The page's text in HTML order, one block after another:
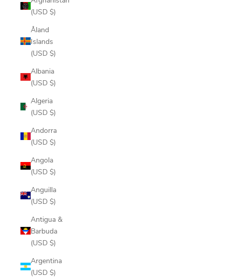
(USD $)
Åland
Islands
(USD $)
Albania
(USD $)
Algeria
(USD $)
Andorra
(USD $)
Angola
(USD $)
Anguilla
(USD $)
Antigua &
Barbuda
(USD $)
Argentina
(USD $)